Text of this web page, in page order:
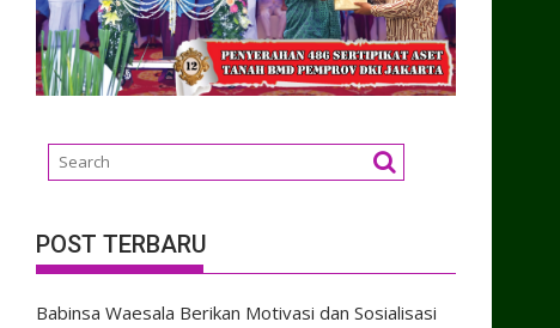
POST TERBARU
Babinsa Waesala Berikan Motivasi dan Sosialisasi